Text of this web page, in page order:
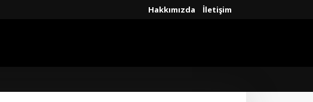
Hakkımızda İletişim